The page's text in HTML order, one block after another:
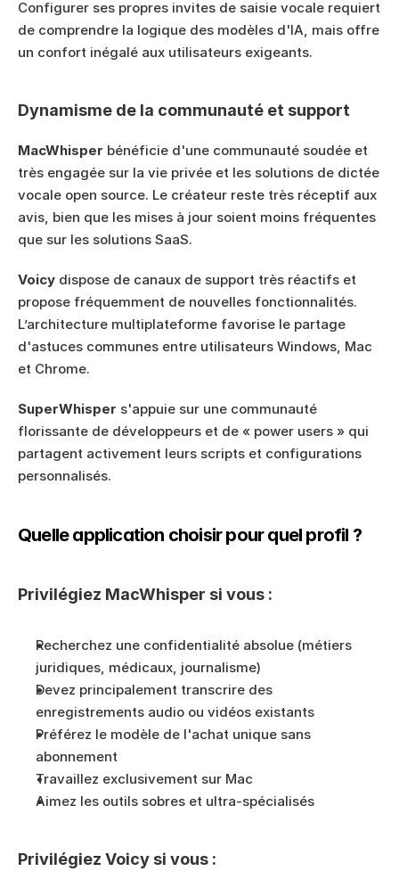
Configurer ses propres invites de saisie vocale requiert
de comprendre la logique des modèles d'IA, mais offre
un confort inégalé aux utilisateurs exigeants.
Dynamisme de la communauté et support
MacWhisper bénéficie d'une communauté soudée et
très engagée sur la vie privée et les solutions de dictée
vocale open source. Le créateur reste très réceptif aux
avis, bien que les mises à jour soient moins fréquentes
que sur les solutions SaaS.
Voicy dispose de canaux de support très réactifs et
propose fréquemment de nouvelles fonctionnalités.
L’architecture multiplateforme favorise le partage
d'astuces communes entre utilisateurs Windows, Mac
et Chrome.
SuperWhisper s'appuie sur une communauté
florissante de développeurs et de « power users » qui
partagent activement leurs scripts et configurations
personnalisés.
Quelle application choisir pour quel profil ?
Privilégiez MacWhisper si vous :
Recherchez une confidentialité absolue (métiers
juridiques, médicaux, journalisme)
Devez principalement transcrire des
enregistrements audio ou vidéos existants
Préférez le modèle de l'achat unique sans
abonnement
Travaillez exclusivement sur Mac
Aimez les outils sobres et ultra-spécialisés
Privilégiez Voicy si vous :